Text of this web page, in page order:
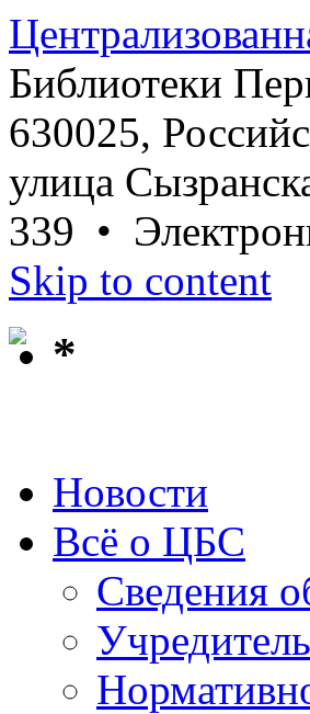
Библиотеки
630025,
улица
339 •
Skip to content
*
Новости
Всё о ЦБС
Сведения